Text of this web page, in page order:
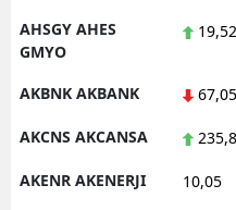
AHSGY AHES
GMYO
19,52
AKBNK AKBANK 67,05
AKCNS AKCANSA
AKENR AKENERJI 10,05